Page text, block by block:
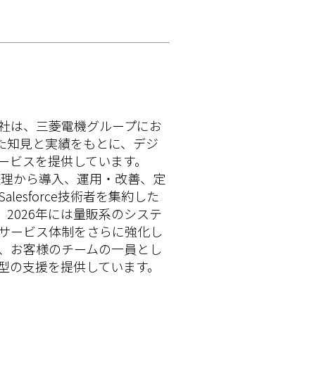
は、三菱電機グループにお
知見と実績をもとに、デジ
スを提供しています。
から導入、運用・改善、定
技術者を集約した
2026年には量販系のシステ
ービス体制をさらに強化し
お客様のチームの一員とし
支援を提供しています。